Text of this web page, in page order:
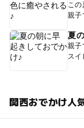
この
親子
夏
親子
ス
関西おでかけ人